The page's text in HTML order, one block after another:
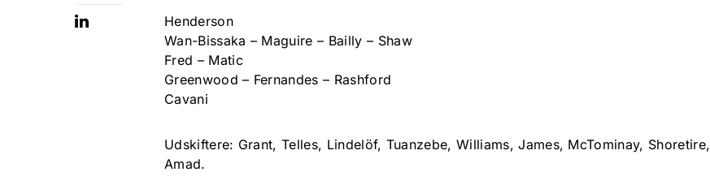
Henderson
Wan-Bissaka – Maguire – Bailly – Shaw
Fred – Matic
Greenwood – Fernandes – Rashford
Cavani
Udskiftere: Grant, Telles, Lindelöf, Tuanzebe, Williams, James, McTominay, Shoretire,
Amad.